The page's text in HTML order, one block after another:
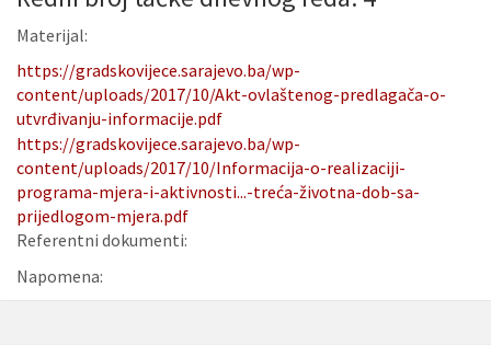
Materijal:
https://gradskovijece.sarajevo.ba/wp-
content/uploads/2017/10/Akt-ovlaštenog-predlagača-o-
utvrđivanju-informacije.pdf
https://gradskovijece.sarajevo.ba/wp-
content/uploads/2017/10/Informacija-o-realizaciji-
programa-mjera-i-aktivnosti...-treća-životna-dob-sa-
prijedlogom-mjera.pdf
Referentni dokumenti:
Napomena: